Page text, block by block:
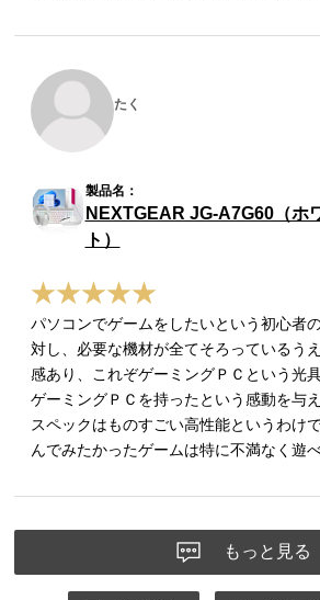
たく
NEXTGEAR JG-A7G60（ホ
ト）
パソコンでゲームをしたいという初心者
対し、必要な機材が全てそろっているう
感あり、これぞゲーミングＰＣという光
ゲーミングＰＣを持ったという感動を与え
スペックはものすごい高性能というわけ
んでみたかったゲームは特に不満なく遊べ
もっと見る